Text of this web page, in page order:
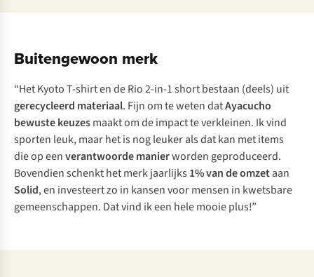
Buitengewoon merk
“Het Kyoto T-shirt en de Rio 2-in-1 short bestaan (deels) uit
gerecycleerd materiaal. Fijn om te weten datAyacucho
bewuste keuzesmaakt om de impact te verkleinen. Ik vind
sporten leuk, maar het is nog leuker als dat kan met items
die op eenverantwoorde manierworden geproduceerd.
Bovendien schenkt het merk jaarlijks 1% van de omzetaan
Solid, en investeert zo in kansen voor mensen in kwetsbare
gemeenschappen. Dat vind ik een hele mooie plus!”